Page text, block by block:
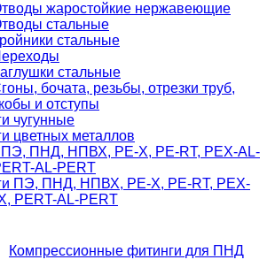
жаростойкие нержавеющие
стальные
стальные
стальные
бочата, резьбы, отрезки труб,
и отступы
чугунные
цветных металлов
ПНД, НПВХ, PE-X, PE-RT, PEX-AL-
AL-PERT
ПЭ, ПНД, НПВХ, PE-X, PE-RT, PEX-
PERT-AL-PERT
Компрессионные фитинги для ПНД